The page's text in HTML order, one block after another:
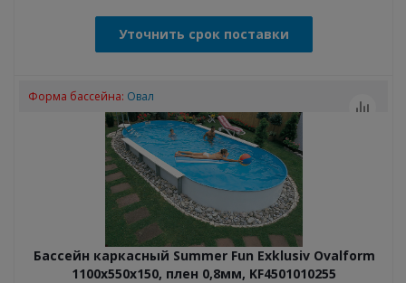
Уточнить срок поставки
Бассейн каркасный Summer Fun Exklusiv Ovalform
1100x550x150, плен 0,8мм, KF4501010255
Форма бассейна: Овал